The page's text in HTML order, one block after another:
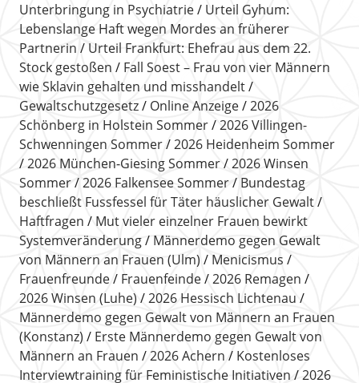
Unterbringung in Psychiatrie
Urteil Gyhum:
Lebenslange Haft wegen Mordes an früherer
Partnerin
Urteil Frankfurt: Ehefrau aus dem 22.
Stock gestoßen
Fall Soest – Frau von vier Männern
wie Sklavin gehalten und misshandelt
Gewaltschutzgesetz
Online Anzeige
2026
Schönberg in Holstein Sommer
2026 Villingen-
Schwenningen Sommer
2026 Heidenheim Sommer
2026 München-Giesing Sommer
2026 Winsen
Sommer
2026 Falkensee Sommer
Bundestag
beschließt Fussfessel für Täter häuslicher Gewalt
Haftfragen
Mut vieler einzelner Frauen bewirkt
Systemveränderung
Männerdemo gegen Gewalt
von Männern an Frauen (Ulm)
Menicismus
Frauenfreunde
Frauenfeinde
2026 Remagen
2026 Winsen (Luhe)
2026 Hessisch Lichtenau
Männerdemo gegen Gewalt von Männern an Frauen
(Konstanz)
Erste Männerdemo gegen Gewalt von
Männern an Frauen
2026 Achern
Kostenloses
Interviewtraining für Feministische Initiativen
2026